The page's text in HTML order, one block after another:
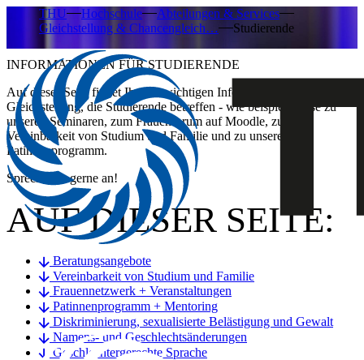
THU Hochschule
Abteilungen & Services
Gleichstellung & Chancengleich…
Studierende
INFORMATIONEN FÜR STUDIERENDE
​Auf dieser Seite findet Ihr alle wichtigen Information zum Thema
Gleichstellung, die Studierende betreffen - wie beispielsweise zu
unseren Seminaren, zum Frauenforum auf Moodle, zur
Vereinbarkeit von Studium und Familie und zu unserem
Patinnenprogramm.
Sprecht uns gerne an!
AUF DIESER SEITE:
Beratungsangebote
Vereinbarkeit von Studium und Familie
Frauennetzwerk + Veranstaltungen
Patinnenprogramm + Mentoring
Diskriminierung, sexualisierte Belästigung und Gewalt
Namens- und Geschlechtsänderungen
Geschlechtergerechte Sprache